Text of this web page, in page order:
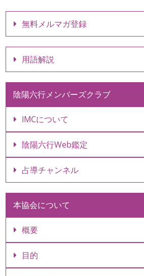
無料メルマガ登録
用語解説
陰陽六行メンバーズクラブ
IMCについて
陰陽六行Web鑑定
占導チャンネル
本協会について
概要
目的